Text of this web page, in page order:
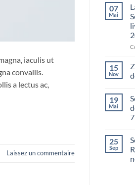
iaculis ut
convallis.
a lectus ac,
Laissez un commentaire
07
Mai
15
Nov
!
19
Mai
au
25
Sep